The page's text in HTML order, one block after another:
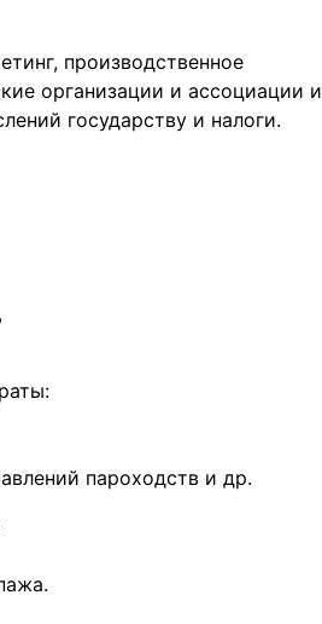
производственное
организации и ассоциации и
государству и налоги.
пароходств и др.